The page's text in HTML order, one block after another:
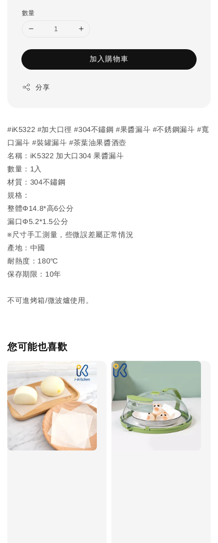
數量
加入購物車
分享
#iK5322 #加大口徑 #304不鏽鋼 #果醬漏斗 #不銹鋼漏斗 #寬
口漏斗 #裝罐漏斗 #茶葉油果醬酒壺
名稱：iK5322 加大口304 果醬漏斗
數量：1入
材質：304不鏽鋼
規格：
整體Φ14.8*高6公分
漏口Φ5.2*1.5公分
※尺寸手工測量，些微誤差屬正常情況
產地：中國
耐熱度：180℃
保存期限：10年
不可進烤箱/微波爐使用。
您可能也喜歡